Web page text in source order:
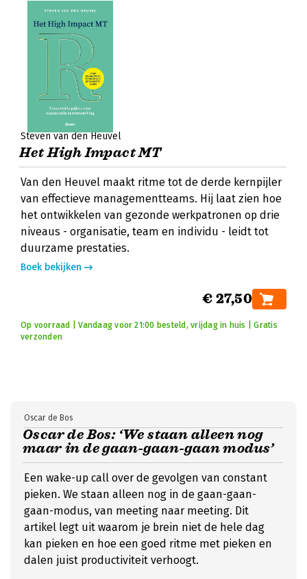
Steven van den Heuvel
Het High Impact MT
Van den Heuvel maakt ritme tot de derde kernpijler
van effectieve managementteams. Hij laat zien hoe
het ontwikkelen van gezonde werkpatronen op drie
niveaus - organisatie, team en individu - leidt tot
duurzame prestaties.
Boek bekijken
€ 27,50
Op voorraad | Vandaag voor 21:00 besteld, vrijdag in huis | Gratis
verzonden
Oscar de Bos: ‘We staan alleen nog
maar in de gaan-gaan-gaan modus’
Oscar de Bos
Een wake-up call over de gevolgen van constant
pieken. We staan alleen nog in de gaan-gaan-
gaan-modus, van meeting naar meeting. Dit
artikel legt uit waarom je brein niet de hele dag
kan pieken en hoe een goed ritme met pieken en
dalen juist productiviteit verhoogt.